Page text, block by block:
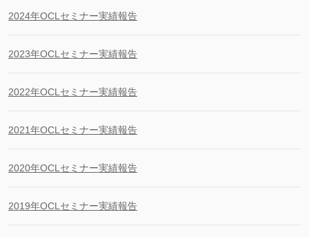
2024年OCLセミナー実績報告
2023年OCLセミナー実績報告
2022年OCLセミナー実績報告
2021年OCLセミナー実績報告
2020年OCLセミナー実績報告
2019年OCLセミナー実績報告